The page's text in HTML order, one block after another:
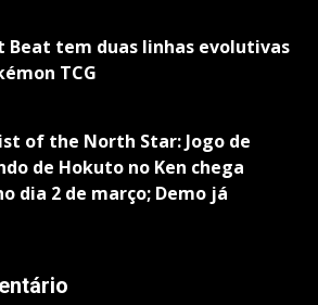
Beat tem duas linhas evolutivas
TCG
of the North Star: Jogo de
de Hokuto no Ken chega
dia 2 de março; Demo já